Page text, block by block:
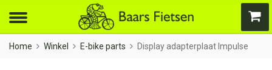
Home Winkel E-bike parts Display adapterplaat Impulse